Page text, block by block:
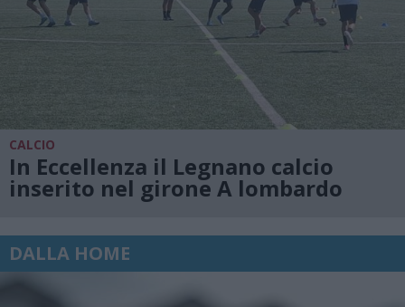
CALCIO
In Eccellenza il Legnano calcio
inserito nel girone A lombardo
DALLA HOME